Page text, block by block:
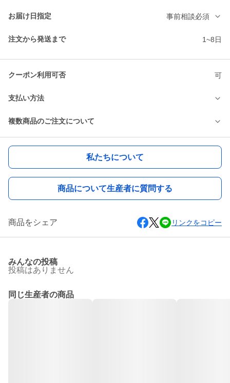
お届け日指定 事前相談必須
注文から発送まで 1~8日
クーポン利用可否 可
支払い方法
複数商品のご注文について
私たちについて
商品について生産者に質問する
商品をシェア リンクをコピー
みんなの投稿
投稿はありません
同じ生産者の商品